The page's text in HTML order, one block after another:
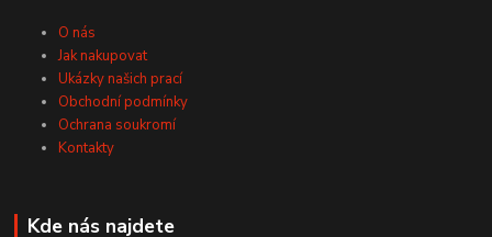
O nás
Jak nakupovat
Ukázky našich prací
Obchodní podmínky
Ochrana soukromí
Kontakty
Kde nás najdete